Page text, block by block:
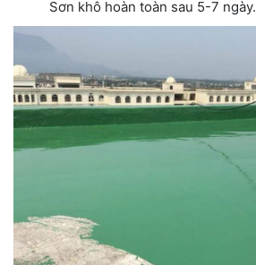
Sơn khô hoàn toàn sau 5-7 ngày.